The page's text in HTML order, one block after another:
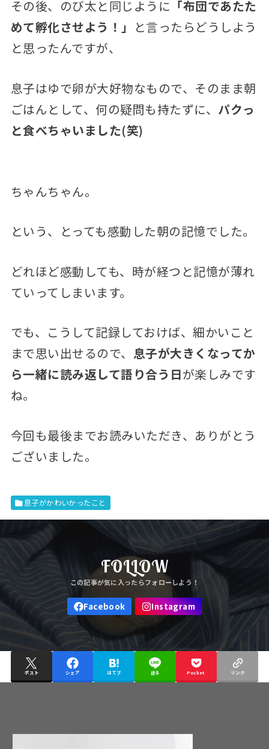
その後、のび太と同じように 「布団であたた
めて孵化させよう！」
と言ったらどうしよう
と思ったんですが、
息子はゆで卵が大好物なもので、そのまま朝
ごはんとして、何の疑問も持たずに、 パクっ
と食べちゃいました(笑)
ちゃんちゃん。
という、とっても感動した朝の記憶でした。
どれほど感動しても、時が経つと記憶が薄れ
ていってしまいます。
でも、こうして記録しておけば、細かいこと
まで思い出せるので、 息子が大きくなってか
ら一緒に読み返して語り合う日が楽しみです
ね。
今回も最後までお読みいただき、ありがとう
ございました。
息子がかわいかったこと
FOLLOW
ポスト シェア はてブ 送る Pocket リンク